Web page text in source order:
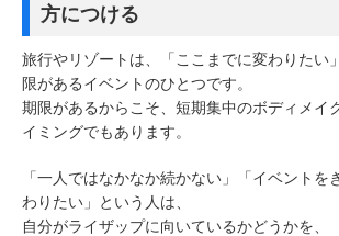
方につける
旅行やリゾートは、「ここまでに変わりたい
限があるイベントのひとつです。
期限があるからこそ、短期集中のボディメイ
イミングでもあります。
「一人ではなかなか続かない」「イベントを
わりたい」という人は、
自分がライザップに向いているかどうかを、